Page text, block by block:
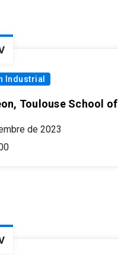
Industrial
Toulouse School of
de 2023